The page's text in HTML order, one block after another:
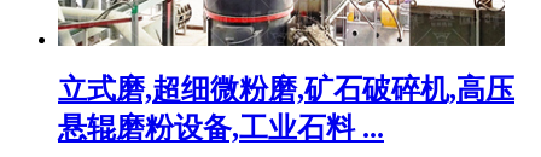
立式磨,超细微粉磨,矿石破碎机,高压
悬辊磨粉设备,工业石料 ...